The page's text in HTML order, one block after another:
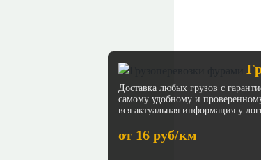
Доставка любых грузов с
самому удобному и
вся актуальная информация у
от 16 руб/км